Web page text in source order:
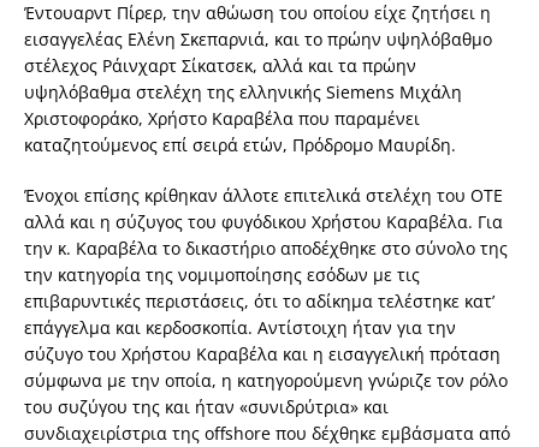
Έντουαρντ Πίρερ, την αθώωση του οποίου είχε ζητήσει η
εισαγγελέας Ελένη Σκεπαρνιά, και το πρώην υψηλόβαθμο
στέλεχος Ράινχαρτ Σίκατσεκ, αλλά και τα πρώην
υψηλόβαθμα στελέχη της ελληνικής Siemens Μιχάλη
Χριστοφοράκο, Χρήστο Καραβέλα που παραμένει
καταζητούμενος επί σειρά ετών, Πρόδρομο Μαυρίδη.
Ένοχοι επίσης κρίθηκαν άλλοτε επιτελικά στελέχη του ΟΤΕ
αλλά και η σύζυγος του φυγόδικου Χρήστου Καραβέλα. Για
την κ. Καραβέλα το δικαστήριο αποδέχθηκε στο σύνολο της
την κατηγορία της νομιμοποίησης εσόδων με τις
επιβαρυντικές περιστάσεις, ότι το αδίκημα τελέστηκε κατ’
επάγγελμα και κερδοσκοπία. Αντίστοιχη ήταν για την
σύζυγο του Χρήστου Καραβέλα και η εισαγγελική πρόταση
σύμφωνα με την οποία, η κατηγορούμενη γνώριζε τον ρόλο
του συζύγου της και ήταν «συνιδρύτρια» και
συνδιαχειρίστρια της offshore που δέχθηκε εμβάσματα από